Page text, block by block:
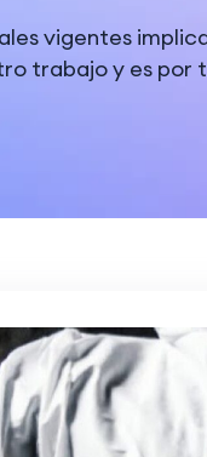
vigentes
trabajo y es por